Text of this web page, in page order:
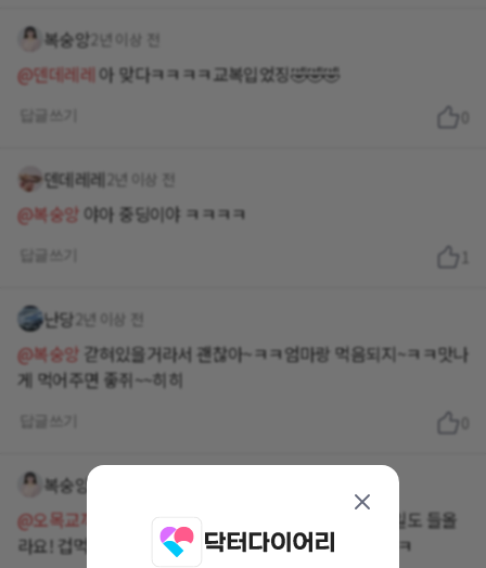
복숭앙2년 이상 전
@덴데레레
덴데레레2년 이상 전
@복숭앙 야아 중딩이야 ㅋㅋㅋㅋ
1
난당2년 이상 전
@복숭앙 갇혀있을거라서 괜찮아~ㅋㅋ엄마랑 먹음되지~ㅋㅋ맛나
게 먹어주면 좋쥐~~히히
복숭앙
@오목교꺼비
반으로 시작해보세요ㅋ 자꾸먹다보면 과일도 들올
라요! 겁먹지 마세영ㅋㅋ저 단감2개도 먹어요 가끔 ㅋㅋㅋ